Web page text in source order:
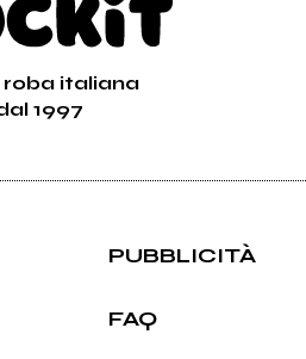
italiana
1997
PUBBLICITÀ
FAQ